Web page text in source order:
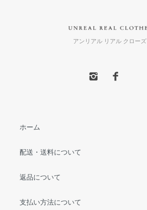
アンリアル リアル クローズ
ホーム
配送・送料について
返品について
支払い方法について